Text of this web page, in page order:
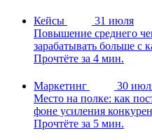
Кейсы
31 июля
Повышение среднего
зарабатывать больше с
Прочтёте за 4 мин.
Маркетинг
30
Место на полке: как
фоне усиления
Прочтёте за 5 мин.